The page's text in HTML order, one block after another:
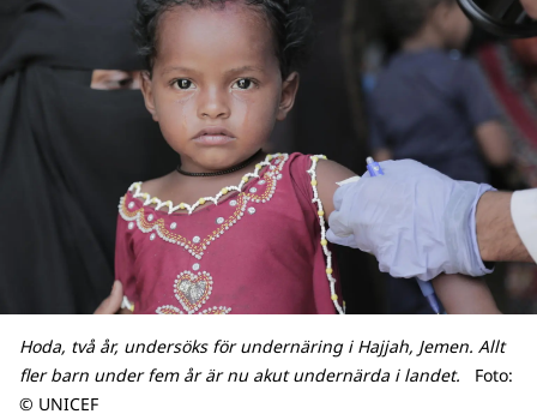
Hoda, två år, undersöks för undernäring i Hajjah, Jemen. Allt
fler barn under fem år är nu akut undernärda i landet.
Foto:
© UNICEF